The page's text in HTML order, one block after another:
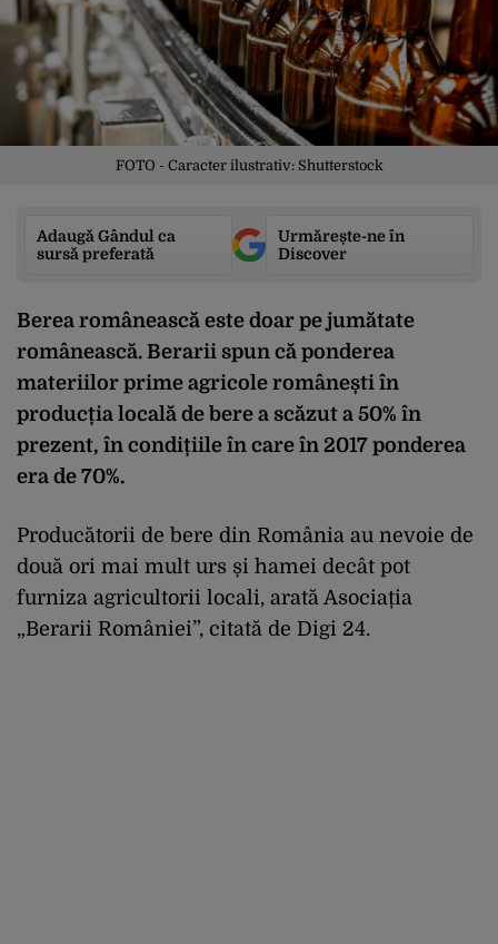
FOTO - Caracter ilustrativ: Shutterstock
Adaugă Gândul ca
sursă preferată
Urmărește-ne în
Discover
Berea românească este doar pe jumătate
românească. Berarii spun că ponderea
materiilor prime agricole românești în
producția locală de bere a scăzut a 50% în
prezent, în condițiile în care în 2017 ponderea
era de 70%.
Producătorii de bere din România au nevoie de
două ori mai mult urs și hamei decât pot
furniza agricultorii locali, arată Asociația
„Berarii României”, citată de Digi 24.